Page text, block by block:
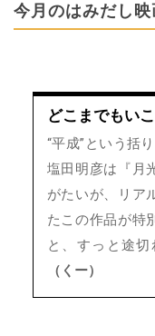
今月のはみだし映
“平成”という括
塩田明彦は『月
がたいが、リア
たこの作品が特
と、すっと途切
（くー）
どこまでもい